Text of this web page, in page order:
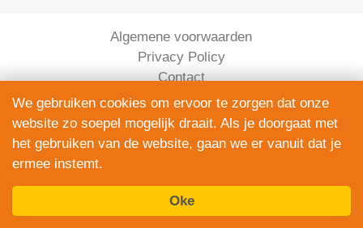
Algemene voorwaarden
Privacy Policy
Contact
Bedrijven Inlog
We gebruiken cookies om ervoor te zorgen dat onze
website zo soepel mogelijk draait. Als je doorgaat met
het gebruiken van de website, gaan we er vanuit dat je
ermee instemt.
Oke